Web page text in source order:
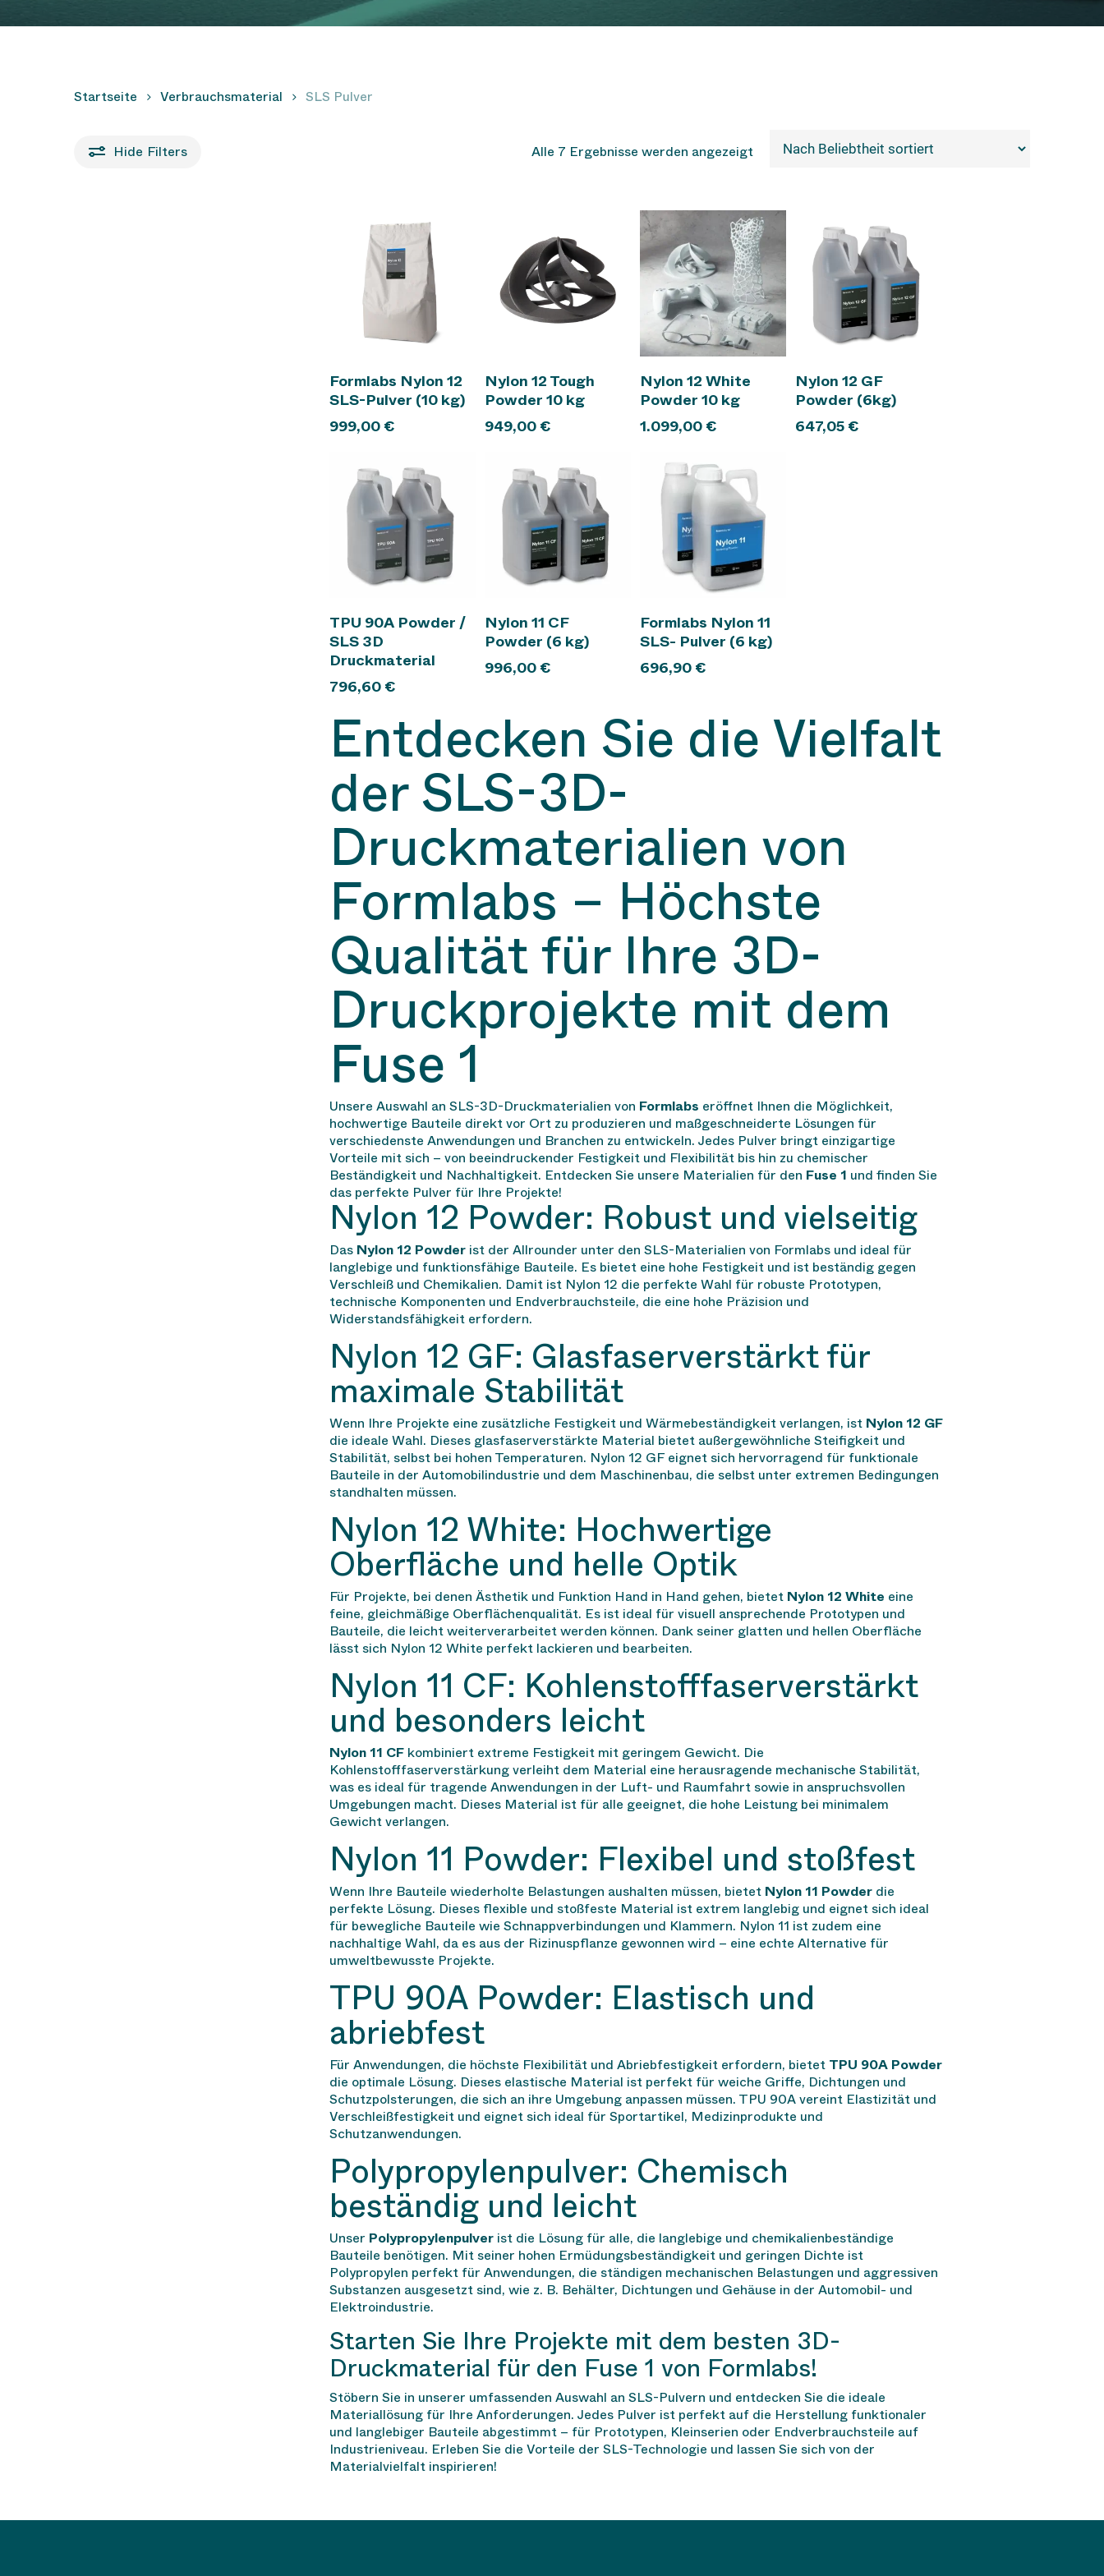
Startseite Verbrauchsmaterial SLS Pulver
Hide Filters Alle 7 Ergebnisse werden angezeigtNach
In den Warenkorb
Formlabs Nylon 12
SLS-Pulver (10 kg)
999,00€
In den Warenkorb
Nylon 12 Tough
Powder 10 kg
949,00€
In den Warenkorb
Nylon 12 White
Powder 10 kg
1.099,00€
In den Warenkorb
Nylon 12 GF
Powder (6kg)
647,05€
In den Warenkorb
TPU 90A Powder /
SLS 3D
Druckmaterial
796,60€
In den Warenkorb
Nylon 11 CF
Powder (6 kg)
996,00€
In den Warenkorb
Formlabs Nylon 11
SLS- Pulver (6 kg)
696,90€
Entdecken Sie die Vielfalt
der SLS-3D-
Druckmaterialien von
Formlabs – Höchste
Qualität für Ihre 3D-
Druckprojekte mit dem
Fuse 1
Unsere Auswahl an SLS-3D-Druckmaterialien von Formlabs eröffnet Ihnen die Möglichkeit,
hochwertige Bauteile direkt vor Ort zu produzieren und maßgeschneiderte Lösungen für
verschiedenste Anwendungen und Branchen zu entwickeln. Jedes Pulver bringt einzigartige
Vorteile mit sich – von beeindruckender Festigkeit und Flexibilität bis hin zu chemischer
Beständigkeit und Nachhaltigkeit. Entdecken Sie unsere Materialien für den Fuse 1 und finden Sie
das perfekte Pulver für Ihre Projekte!
Nylon 12 Powder: Robust und vielseitig
Das Nylon 12 Powder ist der Allrounder unter den SLS-Materialien von Formlabs und ideal für
langlebige und funktionsfähige Bauteile. Es bietet eine hohe Festigkeit und ist beständig gegen
Verschleiß und Chemikalien. Damit ist Nylon 12 die perfekte Wahl für robuste Prototypen,
technische Komponenten und Endverbrauchsteile, die eine hohe Präzision und
Widerstandsfähigkeit erfordern.
Nylon 12 GF: Glasfaserverstärkt für
maximale Stabilität
Wenn Ihre Projekte eine zusätzliche Festigkeit und Wärmebeständigkeit verlangen, ist Nylon 12 GF
die ideale Wahl. Dieses glasfaserverstärkte Material bietet außergewöhnliche Steifigkeit und
Stabilität, selbst bei hohen Temperaturen. Nylon 12 GF eignet sich hervorragend für funktionale
Bauteile in der Automobilindustrie und dem Maschinenbau, die selbst unter extremen Bedingungen
standhalten müssen.
Nylon 12 White: Hochwertige
Oberfläche und helle Optik
Für Projekte, bei denen Ästhetik und Funktion Hand in Hand gehen, bietet Nylon 12 White eine
feine, gleichmäßige Oberflächenqualität. Es ist ideal für visuell ansprechende Prototypen und
Bauteile, die leicht weiterverarbeitet werden können. Dank seiner glatten und hellen Oberfläche
lässt sich Nylon 12 White perfekt lackieren und bearbeiten.
Nylon 11 CF: Kohlenstofffaserverstärkt
und besonders leicht
Nylon 11 CF kombiniert extreme Festigkeit mit geringem Gewicht. Die
Kohlenstofffaserverstärkung verleiht dem Material eine herausragende mechanische Stabilität,
was es ideal für tragende Anwendungen in der Luft- und Raumfahrt sowie in anspruchsvollen
Umgebungen macht. Dieses Material ist für alle geeignet, die hohe Leistung bei minimalem
Gewicht verlangen.
Nylon 11 Powder: Flexibel und stoßfest
Wenn Ihre Bauteile wiederholte Belastungen aushalten müssen, bietet Nylon 11 Powder die
perfekte Lösung. Dieses flexible und stoßfeste Material ist extrem langlebig und eignet sich ideal
für bewegliche Bauteile wie Schnappverbindungen und Klammern. Nylon 11 ist zudem eine
nachhaltige Wahl, da es aus der Rizinuspflanze gewonnen wird – eine echte Alternative für
umweltbewusste Projekte.
TPU 90A Powder: Elastisch und
abriebfest
Für Anwendungen, die höchste Flexibilität und Abriebfestigkeit erfordern, bietet TPU 90A Powder
die optimale Lösung. Dieses elastische Material ist perfekt für weiche Griffe, Dichtungen und
Schutzpolsterungen, die sich an ihre Umgebung anpassen müssen. TPU 90A vereint Elastizität und
Verschleißfestigkeit und eignet sich ideal für Sportartikel, Medizinprodukte und
Schutzanwendungen.
Polypropylenpulver: Chemisch
beständig und leicht
Unser Polypropylenpulver ist die Lösung für alle, die langlebige und chemikalienbeständige
Bauteile benötigen. Mit seiner hohen Ermüdungsbeständigkeit und geringen Dichte ist
Polypropylen perfekt für Anwendungen, die ständigen mechanischen Belastungen und aggressiven
Substanzen ausgesetzt sind, wie z. B. Behälter, Dichtungen und Gehäuse in der Automobil- und
Elektroindustrie.
Starten Sie Ihre Projekte mit dem besten 3D-
Druckmaterial für den Fuse 1 von Formlabs!
Stöbern Sie in unserer umfassenden Auswahl an SLS-Pulvern und entdecken Sie die ideale
Materiallösung für Ihre Anforderungen. Jedes Pulver ist perfekt auf die Herstellung funktionaler
und langlebiger Bauteile abgestimmt – für Prototypen, Kleinserien oder Endverbrauchsteile auf
Industrieniveau. Erleben Sie die Vorteile der SLS-Technologie und lassen Sie sich von der
Materialvielfalt inspirieren!